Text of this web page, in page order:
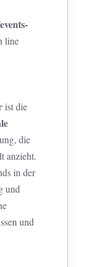
line
ist die
die
anzieht.
in der
und
und